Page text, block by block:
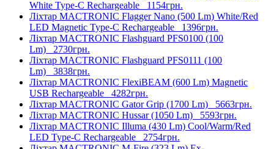
White Type-C Rechargeable 1154грн.
Ліхтар MACTRONIC Flagger Nano (500 Lm) White/Red
LED Magnetic Type-C Rechargeable 1396грн.
Ліхтар MACTRONIC Flashguard PFS0100 (100
Lm) 2730грн.
Ліхтар MACTRONIC Flashguard PFS0111 (100
Lm) 3838грн.
Ліхтар MACTRONIC FlexiBEAM (600 Lm) Magnetic
USB Rechargeable 4282грн.
Ліхтар MACTRONIC Gator Grip (1700 Lm) 5663грн.
Ліхтар MACTRONIC Hussar (1050 Lm) 5593грн.
Ліхтар MACTRONIC Illuma (430 Lm) Cool/Warm/Red
LED Type-C Rechargeable 2754грн.